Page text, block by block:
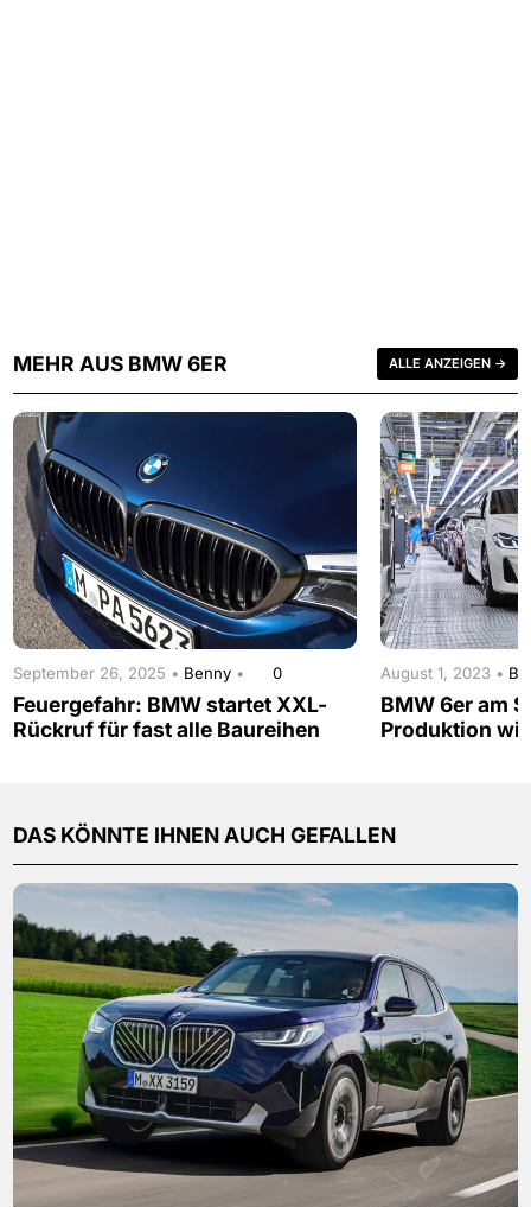
MEHR AUS BMW 6ER ALLE ANZEIGEN →
September 26, 2025 • Benny • 0
Feuergefahr: BMW startet XXL-
Rückruf für fast alle Baureihen
August 1, 2023 •
BMW 6er am
Produktion
DAS KÖNNTE IHNEN AUCH GEFALLEN